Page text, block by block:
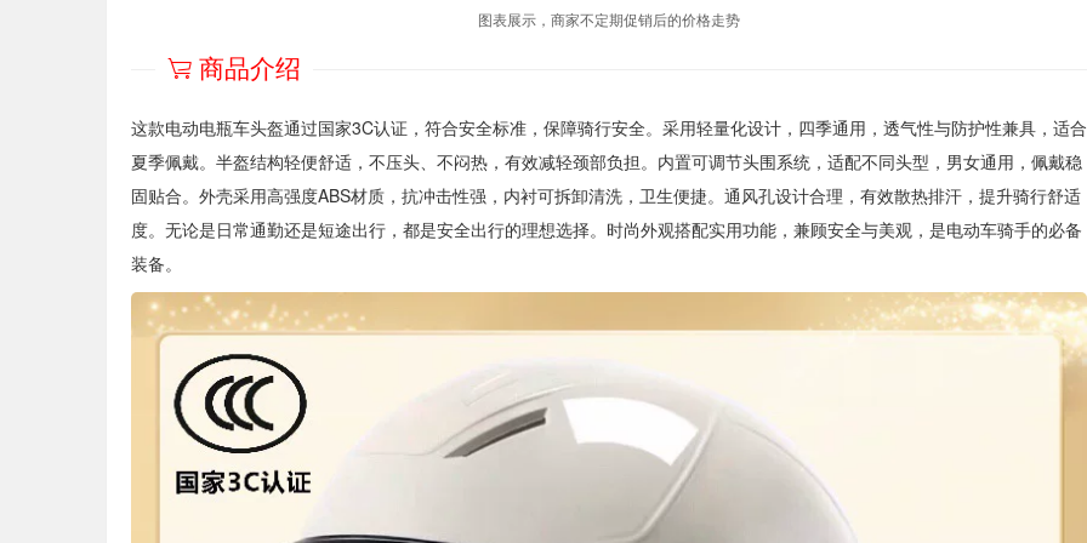
图表展示，商家不定期促销后的价格走势
商品介绍
这款电动电瓶车头盔通过国家3C认证，符合安全标准，保障骑行安全。采用轻量化设计，四季通用，透气性与防护性兼具，适合
夏季佩戴。半盔结构轻便舒适，不压头、不闷热，有效减轻颈部负担。内置可调节头围系统，适配不同头型，男女通用，佩戴稳
固贴合。外壳采用高强度ABS材质，抗冲击性强，内衬可拆卸清洗，卫生便捷。通风孔设计合理，有效散热排汗，提升骑行舒适
度。无论是日常通勤还是短途出行，都是安全出行的理想选择。时尚外观搭配实用功能，兼顾安全与美观，是电动车骑手的必备
装备。